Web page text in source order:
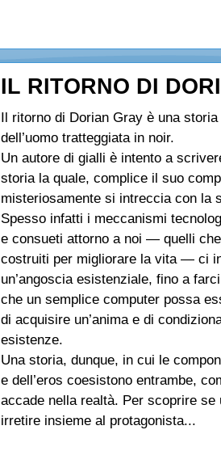
IL RITORNO DI
Il ritorno di Dorian Gray è una
dell’uomo tratteggiata in noir.
Un autore di gialli è intento a
storia la quale, complice il suo
misteriosamente si intreccia con la
Spesso infatti i meccanismi
e consueti attorno a noi — quelli
costruiti per migliorare la vita — ci
un’angoscia esistenziale, fino a
che un semplice computer possa
di acquisire un’anima e di
esistenze.
Una storia, dunque, in cui le
e dell’eros coesistono entrambe,
accade nella realtà. Per scoprire
irretire insieme al protagonista...